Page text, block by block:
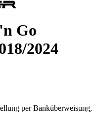
Go
2024
per Banküberweisung,